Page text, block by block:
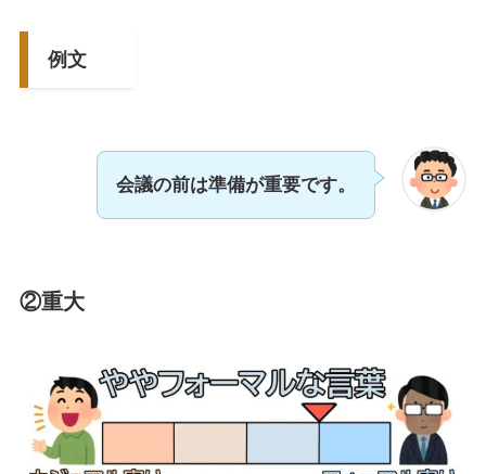
例文
会議の前は準備が重要です。
②重大